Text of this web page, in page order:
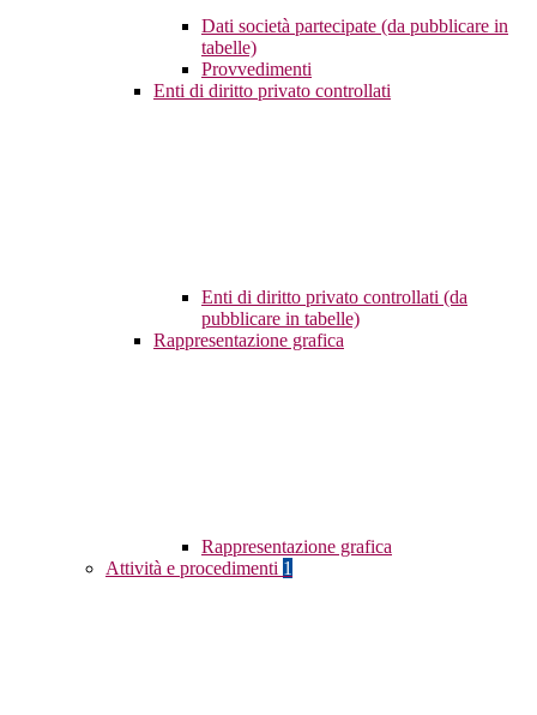
Dati società partecipate (da pubblicare in
tabelle)
Provvedimenti
Enti di diritto privato controllati
Enti di diritto privato controllati (da
pubblicare in tabelle)
Rappresentazione grafica
Rappresentazione grafica
Attività e procedimenti 1